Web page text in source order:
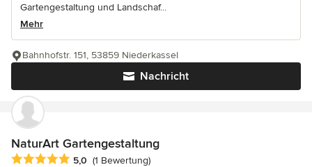
Gartengestaltung und Landschaf...
Mehr
Nachricht
Bahnhofstr. 151, 53859 Niederkassel
NaturArt Gartengestaltung
Durchschnittliche Bewertung: 5 von 5 Sternen
5,0 (1 Bewertung)